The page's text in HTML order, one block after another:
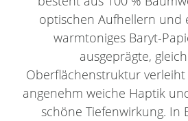
optischen Aufhellern und
warmtoniges Baryt-
ausgeprägte,
Oberflächenstruktur
angenehm weiche Haptik
schöne Tiefenwirkung. In